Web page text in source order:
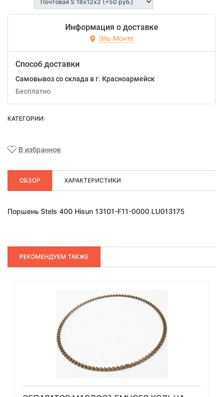
Информация о доставке
Эль-Монте
Способ доставки
Самовывоз со склада в г. Красноармейск
Бесплатно
КАТЕГОРИИ:
В избранное
ОБЗОР ХАРАКТЕРИСТИКИ
Поршень Stels 400 Hisun 13101-F11-0000 LU013175
РЕКОМЕНДУЕМ ТАКЖЕ